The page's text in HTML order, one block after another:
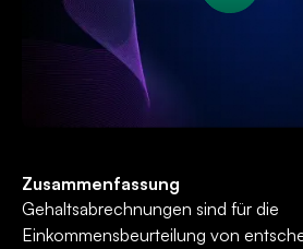
Zusammenfassung
Gehaltsabrechnungen sind für die
Einkommensbeurteilung von